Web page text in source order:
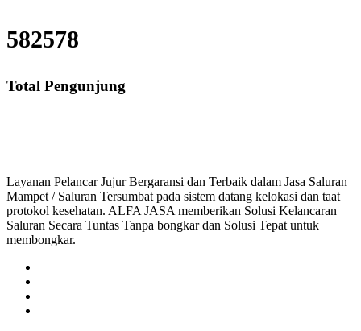
582578
Total Pengunjung
Layanan Pelancar Jujur Bergaransi dan Terbaik dalam Jasa Saluran
Mampet / Saluran Tersumbat pada sistem datang kelokasi dan taat
protokol kesehatan. ALFA JASA memberikan Solusi Kelancaran
Saluran Secara Tuntas Tanpa bongkar dan Solusi Tepat untuk
membongkar.